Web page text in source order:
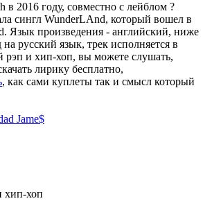
в 2016 году, совместно с лейблом ?
сингл WunderLAnd, который вошел в
Язык произведения - английский, ниже
русский язык, трек исполняется в
рэп и хип-хоп, вы можете слушать,
лирику бесплатно,
, как сами куплеты так и смысл который
Jame$
хип-хоп